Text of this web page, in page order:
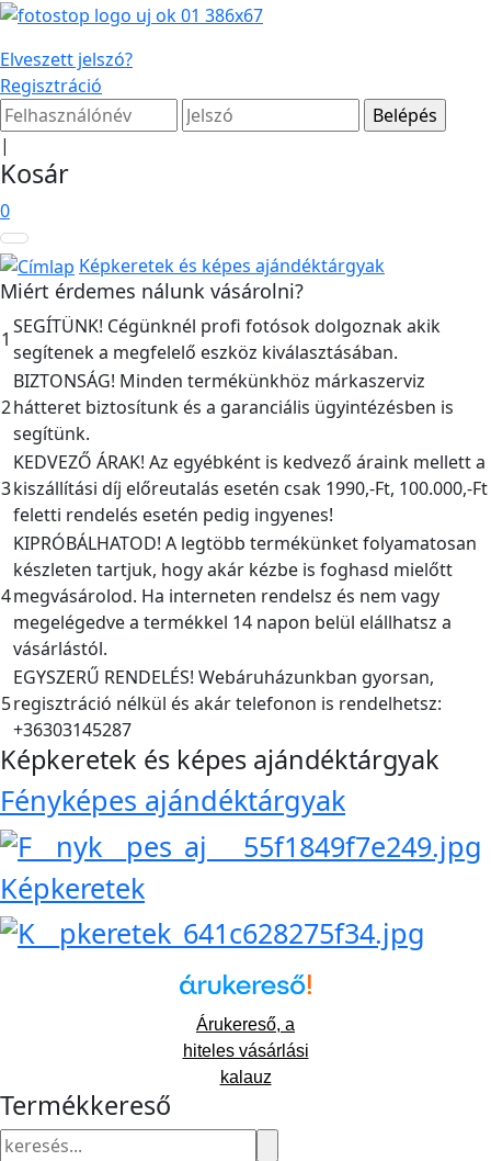
Elveszett jelszó?
Regisztráció
|
Kosár
0
Képkeretek és képes ajándéktárgyak
Miért érdemes nálunk vásárolni?
1
SEGÍTÜNK! Cégünknél profi fotósok dolgoznak akik
segítenek a megfelelő eszköz kiválasztásában.
2
BIZTONSÁG! Minden termékünkhöz márkaszerviz
hátteret biztosítunk és a garanciális ügyintézésben is
segítünk.
3
KEDVEZŐ ÁRAK! Az egyébként is kedvező áraink mellett a
kiszállítási díj előreutalás esetén csak 1990,-Ft, 100.000,-Ft
feletti rendelés esetén pedig ingyenes!
4
KIPRÓBÁLHATOD! A legtöbb termékünket folyamatosan
készleten tartjuk, hogy akár kézbe is foghasd mielőtt
megvásárolod. Ha interneten rendelsz és nem vagy
megelégedve a termékkel 14 napon belül elállhatsz a
vásárlástól.
5
EGYSZERŰ RENDELÉS! Webáruházunkban gyorsan,
regisztráció nélkül és akár telefonon is rendelhetsz:
+36303145287
Képkeretek és képes ajándéktárgyak
Fényképes ajándéktárgyak
Képkeretek
Árukereső, a
hiteles vásárlási
kalauz
Termékkereső